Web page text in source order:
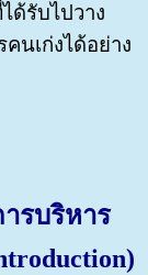
ด้รับไปวาง
นเก่งได้อย่าง
รบริหาร